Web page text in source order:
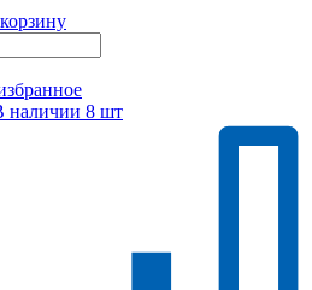
наличии 8 шт